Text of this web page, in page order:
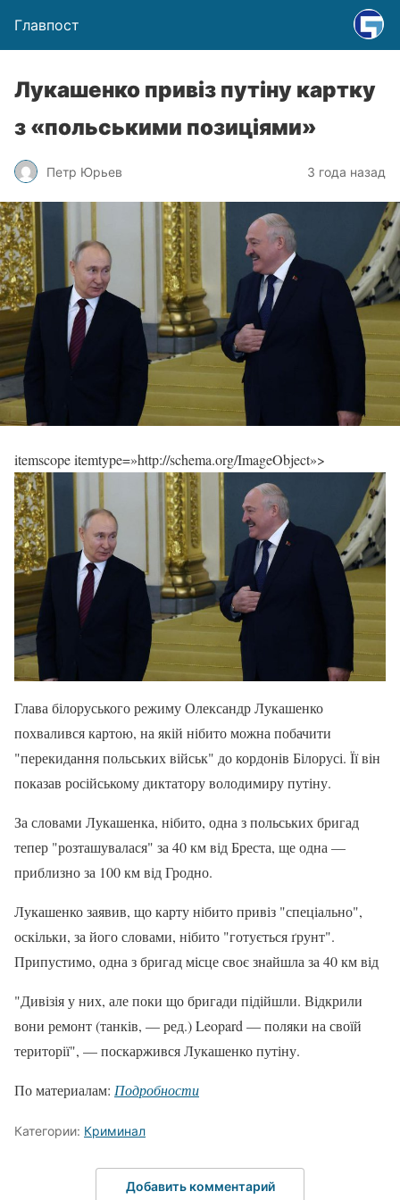
Главпост
Лукашенко привіз путіну картку
з «польськими позиціями»
Петр Юрьев 3 года назад
itemscope itemtype=»http://schema.org/ImageObject»>
Глава білоруського режиму Олександр Лукашенко
похвалився картою, на якій нібито можна побачити
"перекидання польських військ" до кордонів Білорусі. Її він
показав російському диктатору володимиру путіну.
За словами Лукашенка, нібито, одна з польських бригад
тепер "розташувалася" за 40 км від Бреста, ще одна —
приблизно за 100 км від Гродно.
Лукашенко заявив, що карту нібито привіз "спеціально",
оскільки, за його словами, нібито "готується ґрунт".
Припустимо, одна з бригад місце своє знайшла за 40 км від
"Дивізія у них, але поки що бригади підійшли. Відкрили
вони ремонт (танків, — ред.) Leopard — поляки на своїй
території", — поскаржився Лукашенко путіну.
По материалам: Подробности
Категории: Криминал
Добавить комментарий